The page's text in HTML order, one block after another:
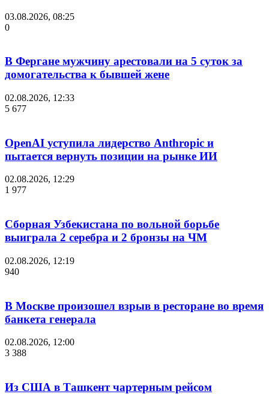
03.08.2026, 08:25
0
В Фергане мужчину арестовали на 5 суток за
домогательства к бывшей жене
02.08.2026, 12:33
5 677
OpenAI уступила лидерство Anthropic и
пытается вернуть позиции на рынке ИИ
02.08.2026, 12:29
1 977
Сборная Узбекистана по вольной борьбе
выиграла 2 серебра и 2 бронзы на ЧМ
02.08.2026, 12:19
940
В Москве произошел взрыв в ресторане во время
банкета генерала
02.08.2026, 12:00
3 388
Из США в Ташкент чартерным рейсом